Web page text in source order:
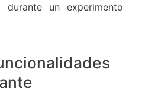
un experimento